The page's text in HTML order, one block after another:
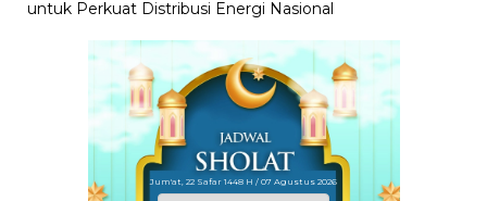
untuk Perkuat Distribusi Energi Nasional
Jum'at, 22 Safar 1448 H / 07 Agustus 2026